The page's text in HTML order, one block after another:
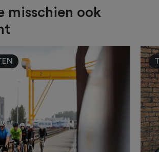
misschien ook